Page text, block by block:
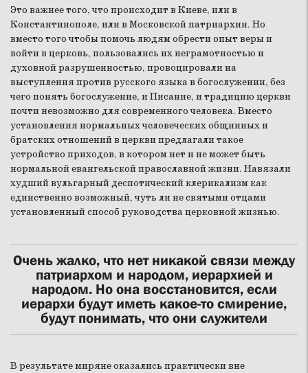
Это важнее того, что происходит в Киеве, или в
Константинополе, или в Московской патриархии. Но
вместо того чтобы помочь людям обрести опыт веры и
войти в церковь, пользовались их неграмотностью и
духовной разрушенностью, провоцировали на
выступления против русского языка в богослужении, без
чего понять богослужение, и Писание, и традицию церкви
почти невозможно для современного человека. Вместо
установления нормальных человеческих общинных и
братских отношений в церкви предлагали такое
устройство приходов, в котором нет и не может быть
нормальной евангельской православной жизни. Навязали
худший вульгарный деспотический клерикализм как
единственно возможный, чуть ли не святыми отцами
установленный способ руководства церковной жизнью.
Очень жалко, что нет никакой связи между
патриархом и народом, иерархией и
народом. Но она восстановится, если
иерархи будут иметь какое-то смирение,
будут понимать, что они служители
В результате миряне оказались практически вне